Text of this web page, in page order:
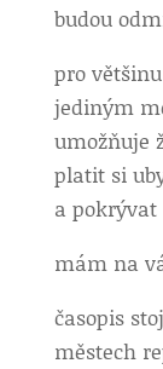
budou
pro
jediným
umožňuje
platit si
a
mám na
časopis
městech